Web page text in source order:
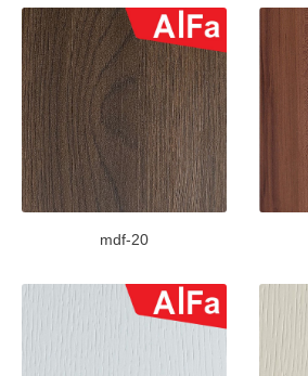
mdf-20